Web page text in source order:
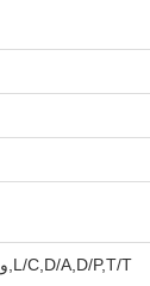
L/C,D/A,D/P,T/T,ويسترن يونيون,MoneyGram